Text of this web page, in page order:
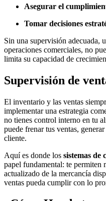
Asegurar el
Tomar decisiones
Sin una supervisión adecuada,
operaciones comerciales, no
limita su capacidad de
Supervisión de
El inventario y las ventas
implementar una estrategia
no tienes control interno en tu
puede frenar tus ventas,
cliente.
Aquí es donde los sistemas de
papel fundamental: te permiten
actualizado de la mercancía
ventas pueda cumplir con lo